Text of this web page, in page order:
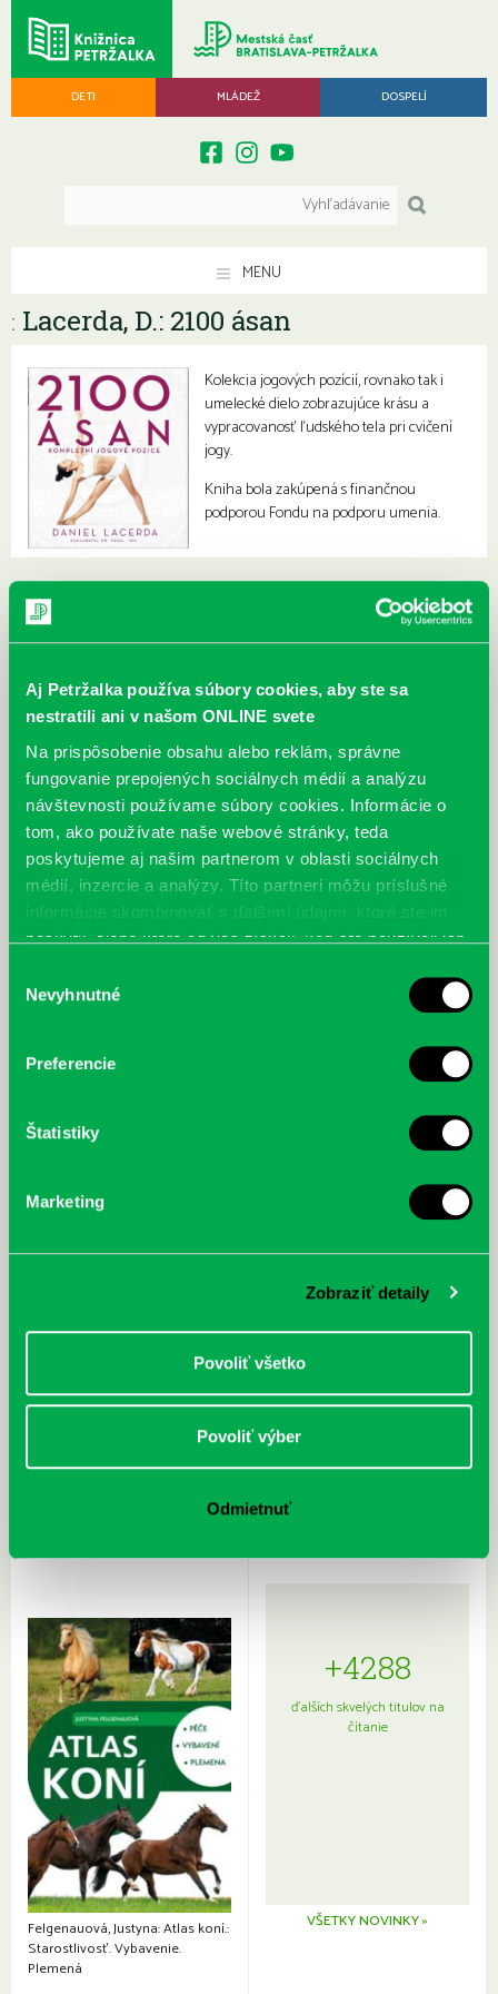
Aj Petržalka používa súbory cookies, aby ste sa
nestratili ani v našom ONLINE svete
Na prispôsobenie obsahu alebo reklám, správne
fungovanie prepojených sociálnych médií a analýzu
návštevnosti používame súbory cookies. Informácie o
tom, ako používate naše webové stránky, teda
poskytujeme aj našim partnerom v oblasti sociálnych
médií, inzercie a analýzy. Títo partneri môžu príslušné
informácie skombinovať s ďalšími údajmi, ktoré ste im
poskytli, alebo ktoré od vás získali, keď ste používali ich
súhlasu
Nevyhnutné
Preferencie
Štatistiky
Marketing
Zobraziť detaily
Povoliť všetko
Povoliť výber
Odmietnuť
DETI MLÁDEŽ DOSPELÍ
MENU
: Lacerda, D.: 2100 ásan
Kolekcia jogových pozícií, rovnako tak i
umelecké dielo zobrazujúce krásu a
vypracovanosť ľudského tela pri cvičení
jogy.
Kniha bola zakúpená s finančnou
podporou Fondu na podporu umenia.
Prvá biografia najväčšieho
Rudź, Przemyslaw: Atlas hviezd:
Sprievodca po hviezdnej oblohe
Hardy, Paula: Japonsko na tanieri:
kompletný sprievodca
Felgenauová, Justyna: Atlas koní.:
Starostlivosť. Vybavenie.
Plemená
+4288
ďalších skvelých titulov na
čítanie
VŠETKY NOVINKY »